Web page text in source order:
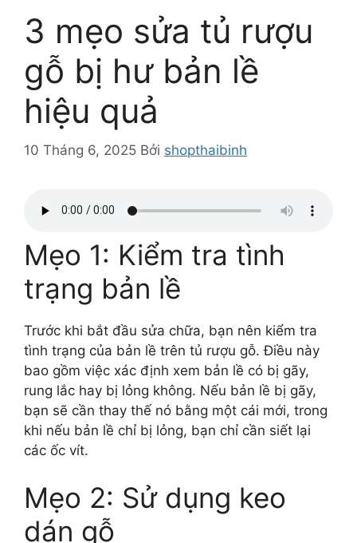
3 mẹo sửa tủ rượu
gỗ bị hư bản lề
hiệu quả
10 Tháng 6, 2025 Bởi shopthaibinh
Mẹo 1: Kiểm tra tình
trạng bản lề
Trước khi bắt đầu sửa chữa, bạn nên kiểm tra
tình trạng của bản lề trên tủ rượu gỗ. Điều này
bao gồm việc xác định xem bản lề có bị gãy,
rung lắc hay bị lỏng không. Nếu bản lề bị gãy,
bạn sẽ cần thay thế nó bằng một cái mới, trong
khi nếu bản lề chỉ bị lỏng, bạn chỉ cần siết lại
các ốc vít.
Mẹo 2: Sử dụng keo
dán gỗ